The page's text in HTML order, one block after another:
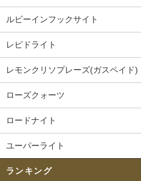
ルビーインフックサイト
レピドライト
レモンクリソプレーズ(ガスペイド)
ローズクォーツ
ロードナイト
ユーパーライト
ランキング